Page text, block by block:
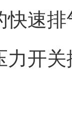
快速
力开